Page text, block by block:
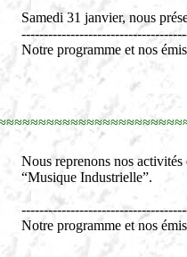
Samedi 31 janvier, nous
Notre programme et nos
Nous reprenons nos
“Musique Industrielle”.
Notre programme et nos